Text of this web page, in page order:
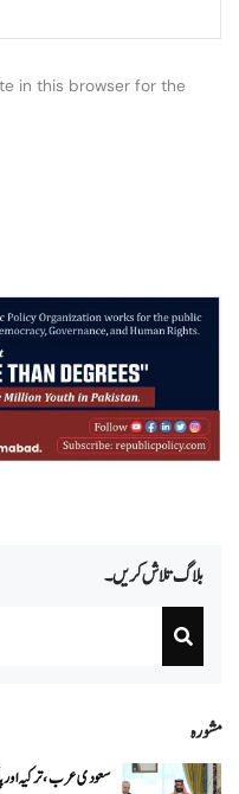
بلاگ تلاش کریں۔
مشورہ
سعودی عرب، ترکیہ اور
in this browser for the